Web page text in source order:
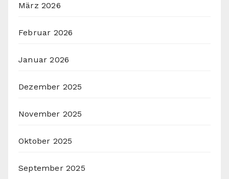
März 2026
Februar 2026
Januar 2026
Dezember 2025
November 2025
Oktober 2025
September 2025